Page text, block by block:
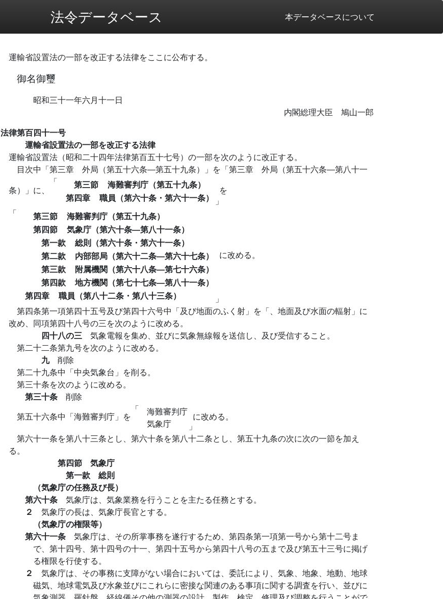
法令データベース 本データベースについて
運輸省設置法の一部を改正する法律をここに公布する。
御名御璽
昭和三十一年六月十一日
内閣総理大臣 鳩山一郎
法律第百四十一号
運輸省設置法の一部を改正する法律
運輸省設置法（昭和二十四年法律第百五十七号）の一部を次のように改正する。
目次中「第三章 外局（第五十六条―第五十九条）」を「第三章 外局（第五十六条―第八十一
条）」に、
「 第三節
海難審判庁（第五十九条）
第四章
職員（第六十条・第六十一条） 」
を
「
第三節
海難審判庁（第五十九条）
第四節
気象庁（第六十条―第八十一条）
第一款
総則（第六十条・第六十一条）
第二款
内部部局（第六十二条―第六十七条）
第三款
附属機関（第六十八条―第七十六条）
第四款
地方機関（第七十七条―第八十一条）
第四章
職員（第八十二条・第八十三条） 」
に改める。
第四条第一項第四十五号及び第四十六号中「及び地面のふく射」を「、地面及び水面の輻射」に
改め、同項第四十八号の三を次のように改める。
四十八の三 気象電報を集め、並びに気象無線報を送信し、及び受信すること。
第二十二条第九号を次のように改める。
九 削除
第二十九条中「中央気象台」を削る。
第三十条を次のように改める。
第三十条 削除
第五十六条中「海難審判庁」を
「
海難審判庁
気象庁
」
に改める。
第六十一条を第八十三条とし、第六十条を第八十二条とし、第五十九条の次に次の一節を加え
る。
第四節 気象庁
第一款 総則
（気象庁の任務及び長）
第六十条 気象庁は、気象業務を行うことを主たる任務とする。
２ 気象庁の長は、気象庁長官とする。
（気象庁の権限等）
第六十一条 気象庁は、その所掌事務を遂行するため、第四条第一項第一号から第十二号ま
で、第十四号、第十四号の十一、第四十五号から第四十八号の五まで及び第五十三号に掲げ
る権限を行使する。
２ 気象庁は、その事務に支障がない場合においては、委託により、気象、地象、地動、地球
磁気、地球電気及び水象並びにこれらに密接な関連のある事項に関する調査を行い、並びに